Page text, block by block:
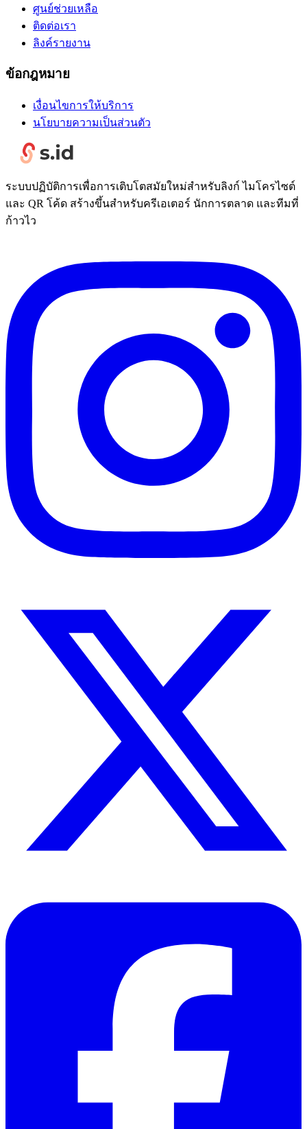
ศูนย์ช่วยเหลือ
ติดต่อเรา
ลิงค์รายงาน
ข้อกฎหมาย
เงื่อนไขการให้บริการ
นโยบายความเป็นส่วนตัว
ระบบปฏิบัติการเพื่อการเติบโตสมัยใหม่สำหรับลิงก์ ไมโครไซต์
และ QR โค้ด สร้างขึ้นสำหรับครีเอเตอร์ นักการตลาด และทีมที่
ก้าวไว